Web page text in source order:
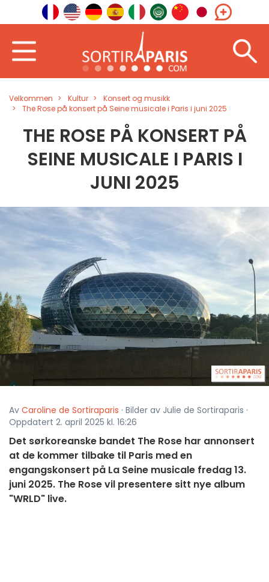
Velkommen Kultur
Konsert og musikk
The Rose på konsert på Seine musicale i Paris i juni 2025
THE ROSE PÅ KONSERT PÅ
SEINE MUSICALE I PARIS I
JUNI 2025
Av Caroline de Sortiraparis · Bilder av Julie de Sortiraparis ·
Oppdatert 2. april 2025 kl. 16:26
Det sørkoreanske bandet The Rose har annonsert
at de kommer tilbake til Paris med en
engangskonsert på La Seine musicale fredag 13.
juni 2025. The Rose vil presentere sitt nye album
"WRLD" live.